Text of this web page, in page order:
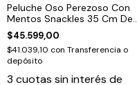
Peluche Oso Perezoso Con
Mentos Snackles 35 Cm De
Zuru Rojo Mentos
$45.599,00
$41.039,10 con Transferencia o
depósito
3 cuotas sin interés de